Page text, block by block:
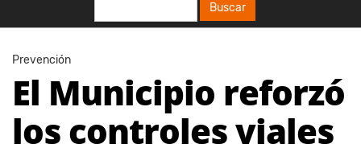
Buscar
Prevención
El Municipio reforzó
los controles viales